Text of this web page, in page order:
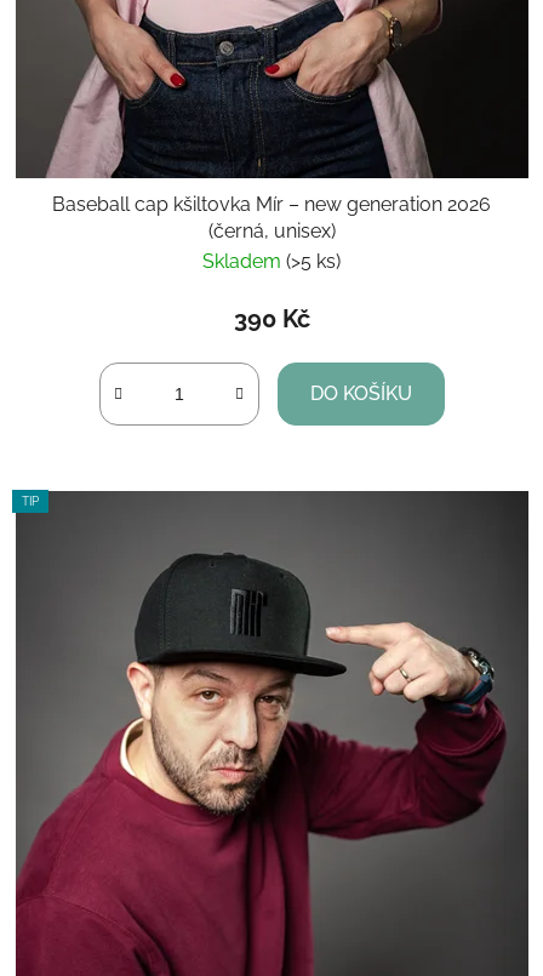
Baseball cap kšiltovka Mír – new generation 2026
(černá, unisex)
Skladem (>5 ks)
390 Kč
DO KOŠÍKU
TIP